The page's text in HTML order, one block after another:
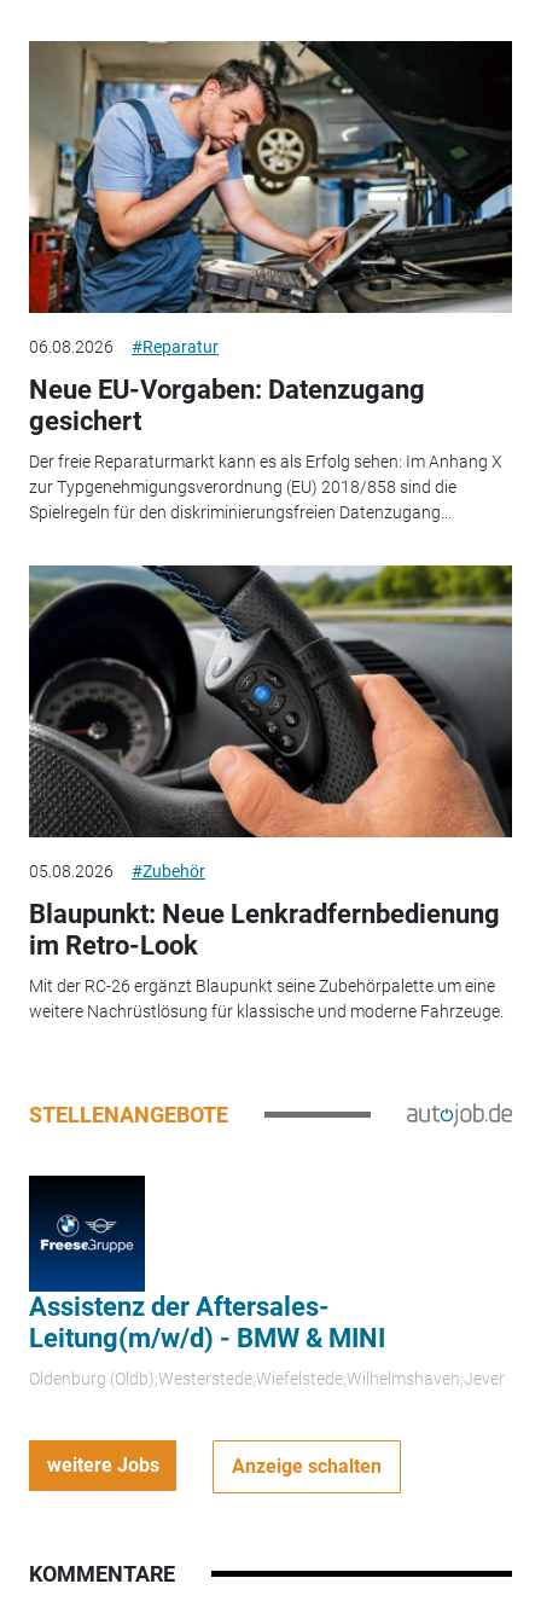
06.08.2026 #Reparatur
Neue EU-Vorgaben: Datenzugang
gesichert
Der freie Reparaturmarkt kann es als Erfolg sehen: Im Anhang X
zur Typgenehmigungsverordnung (EU) 2018/858 sind die
Spielregeln für den diskriminierungsfreien Datenzugang...
05.08.2026 #Zubehör
Blaupunkt: Neue Lenkradfernbedienung
im Retro-Look
Mit der RC-26 ergänzt Blaupunkt seine Zubehörpalette um eine
weitere Nachrüstlösung für klassische und moderne Fahrzeuge.
STELLENANGEBOTE
Assistenz der Aftersales-
Leitung(m/w/d) - BMW & MINI
Oldenburg (Oldb);Westerstede;Wiefelstede;Wilhelmshaven;Jever
weitere Jobs Anzeige schalten
KOMMENTARE